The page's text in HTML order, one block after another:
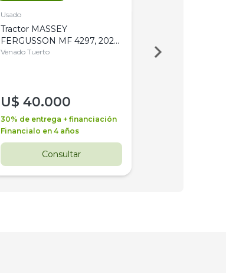
Usado
Tractor MASSEY
FERGUSSON MF 4297, 2020,
4WD, PATON
Venado Tuerto
U$ 40.000
30% de entrega + financiación
Financialo en 4 años
Consultar
Venado Tuerto